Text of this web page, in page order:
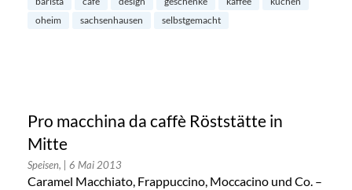
oheim
sachsenhausen selbstgemacht
Pro macchina da caffè Röststätte in
Mitte
Speisen, | 6 Mai 2013
Caramel Macchiato, Frappuccino, Moccacino und Co. –